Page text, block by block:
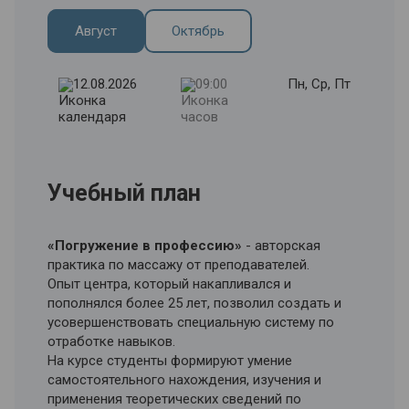
массажа.
2. Показания и противопоказания к массажу.
Анатомический рисунок.
4. Приемы массажа. Видеоуроки.
5. Классический массаж. Общий массаж по
Август Октябрь
12.08.2026 09:00 Пн, Ср, Пт
Учебный план
«Погружение в профессию» - авторская
практика по массажу от преподавателей.
Опыт центра, который накапливался и
пополнялся более 25 лет, позволил создать и
усовершенствовать специальную систему по
отработке навыков.
На курсе студенты формируют умение
самостоятельного нахождения, изучения и
применения теоретических сведений по